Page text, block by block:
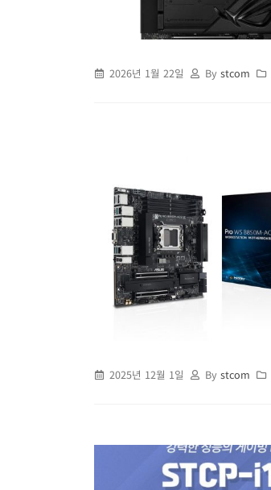
2026년 1월 22일 Bystcom
2025년 12월 1일 Bystcom